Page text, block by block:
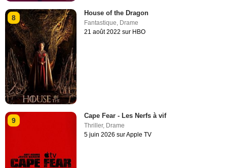
8
House of the Dragon
Fantastique Drame
21 août 2022 sur HBO
9
Cape Fear - Les Nerfs à vif
Thriller, Drame
5 juin 2026 sur Apple TV